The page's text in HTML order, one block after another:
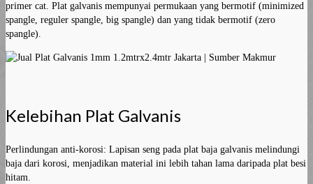
primer cat. Plat galvanis mempunyai permukaan yang bermotif (minimized
spangle, reguler spangle, big spangle) dan yang tidak bermotif (zero
spangle).
Kelebihan Plat Galvanis
Perlindungan anti-korosi: Lapisan seng pada plat baja galvanis melindungi
baja dari korosi, menjadikan material ini lebih tahan lama daripada plat besi
hitam.